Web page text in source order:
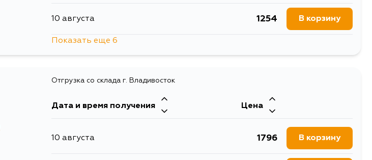
10 августа 1254 В корзину
13 августа
15 августа 1076
15 августа 1629 В корзину
Показать еще 6
Отгрузка со склада г. Владивосток
Дата и время получения Цена
10 августа 1796 В корзину